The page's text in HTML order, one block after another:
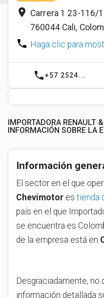
place Carrera 1 23-116/
760044 Cali,
phone Haga clic para
phone+57 2524...
IMPORTADORA RENAULT
INFORMACIÓN SOBRE LA
Información
El sector en el que
Chevimotor es tienda
país en el que
se encuentra es
de la empresa está en
Desgraciadamente, no
información detallada